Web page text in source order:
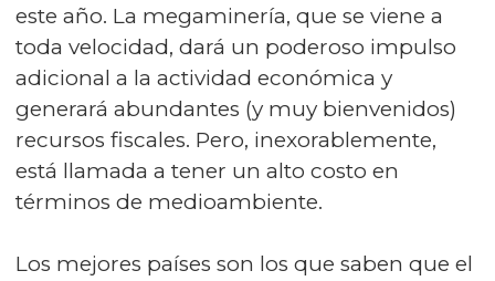
este año. La megaminería, que se viene a
toda velocidad, dará un poderoso impulso
adicional a la actividad económica y
generará abundantes (y muy bienvenidos)
recursos fiscales. Pero, inexorablemente,
está llamada a tener un alto costo en
términos de medioambiente.
Los mejores países son los que saben que el